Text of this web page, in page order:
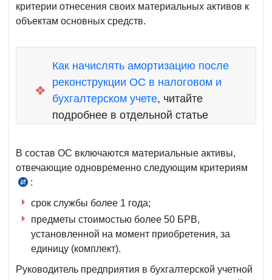
НСБУ
№1,
№474
от
14.08.1998
г.
критерии отнесения своих материальных активов к
объектам основных средств.
❖
Как начислять амортизацию после
реконструкции ОС в налоговом и
бухгалтерском учете, читайте
подробнее в отдельной статье
В состав ОС включаются материальные активы,
отвечающие одновременно следующим критериям
п.
4
НСБУ
рег.
№1299
:
срок службы более 1 года;
предметы стоимостью более 50 БРВ,
установленной на момент приобретения, за
единицу (комплект).
Руководитель предприятия в бухгалтерской учетной